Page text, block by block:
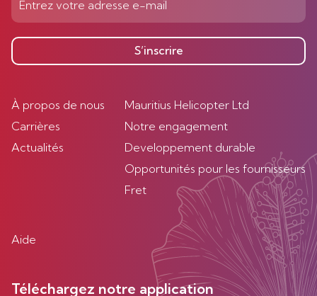
S’inscrire
À propos de nous
Carrières
Actualités
Mauritius Helicopter Ltd
Notre engagement
Developpement durable
Opportunités pour les fournisseurs
Fret
Aide
Téléchargez notre application